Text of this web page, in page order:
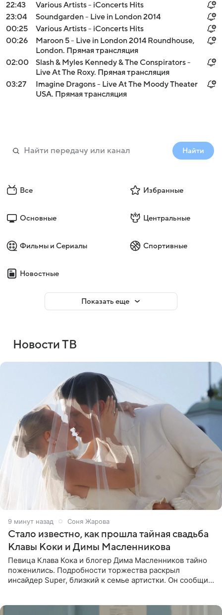
22:43
Various Artists - iConcerts Hits
23:04
Soundgarden - Live in London 2014
00:25
Various Artists - iConcerts Hits
00:26
Maroon 5 - Live in London 2014 Roundhouse,
London. Прямая трансляция
02:00
Slash & Myles Kennedy & The Conspirators -
Live At The Roxy. Прямая трансляция
03:27
Imagine Dragons - Live At The Moody Theater
USA. Прямая трансляция
Найти
Все Избранные
Основные Центральные
Фильмы и Сериалы Спортивные
Новостные
Показать еще
Новости ТВ
9 минут назад Соня Жарова
Стало известно, как прошла тайная свадьба
Клавы Коки и Димы Масленникова
Певица Клава Кока и блогер Дима Масленников тайно
поженились. Подробности торжества раскрыл
инсайдер Super, близкий к семье артистки. Он сообщил,